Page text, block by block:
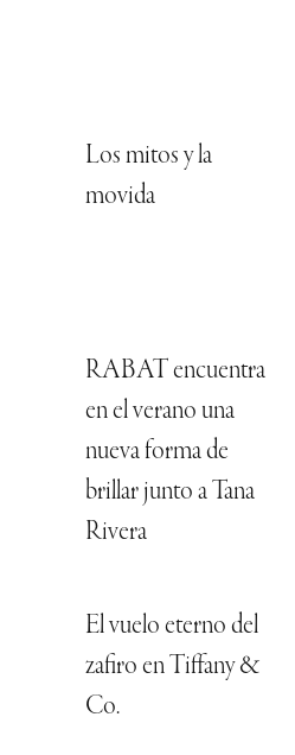
Los mitos y la
movida
RABAT encuentra
en el verano una
nueva forma de
brillar junto a Tana
Rivera
El vuelo eterno del
zafiro en Tiffany &
Co.